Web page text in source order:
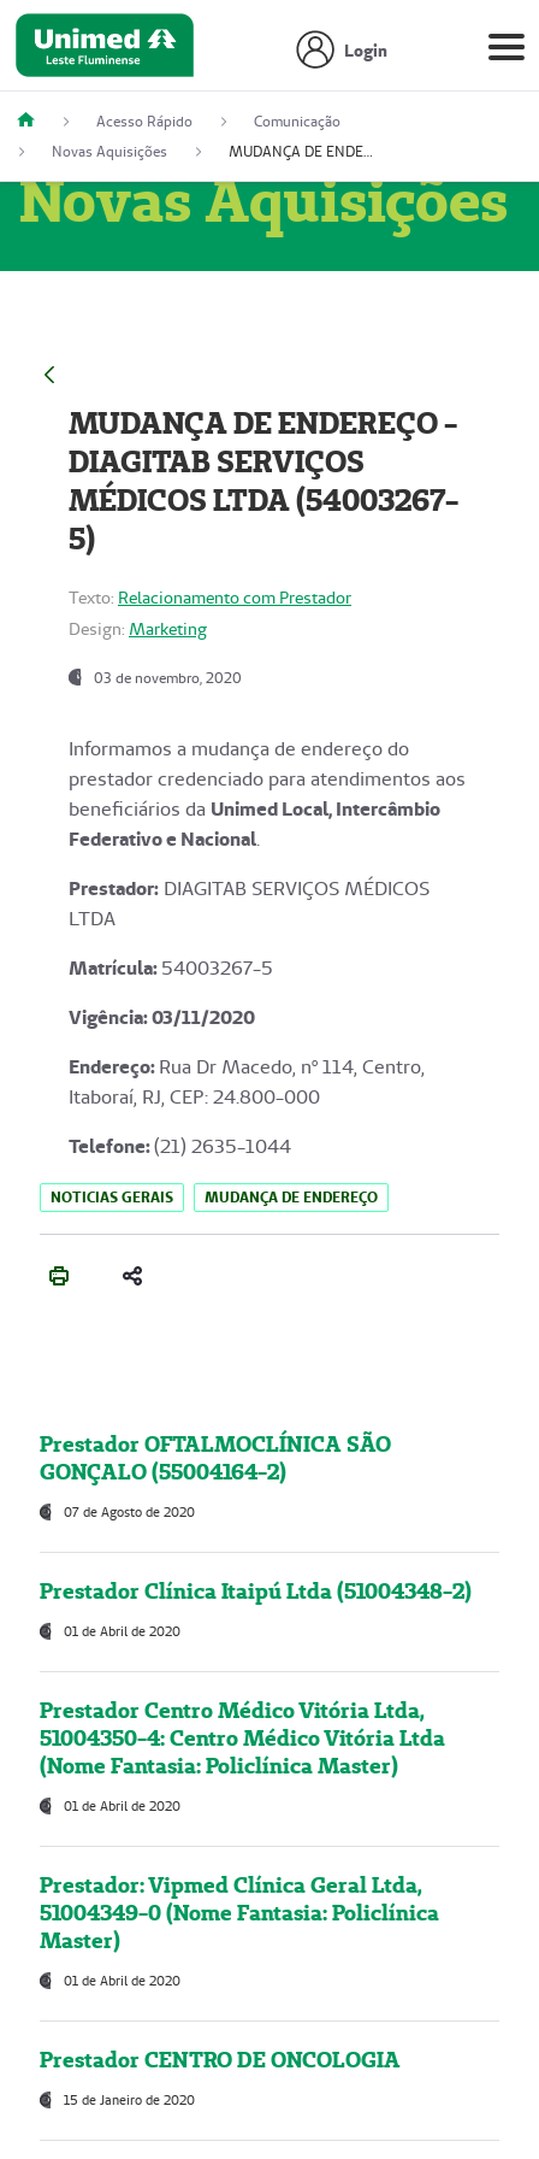
Login
Acesso Rápido
Comunicação
Novas Aquisições
MUDANÇA DE ENDEREÇO - DIAGITAB SERVIÇOS MÉDICOS LTDA (54003267-5)
Novas Aquisições
MUDANÇA DE ENDEREÇO -
DIAGITAB SERVIÇOS
MÉDICOS LTDA (54003267-
5)
Texto: Relacionamento com Prestador
Design: Marketing
03 de novembro, 2020
Informamos a mudança de endereço do
prestador credenciado para atendimentos aos
beneficiários da Unimed Local, Intercâmbio
Federativo e Nacional.
Prestador: DIAGITAB SERVIÇOS MÉDICOS
LTDA
Matrícula:54003267-5
Vigência: 03/11/2020
Endereço:Rua Dr Macedo, nº 114, Centro,
Itaboraí, RJ, CEP: 24.800-000
Telefone:(21) 2635-1044
NOTICIAS GERAIS MUDANÇA DE ENDEREÇO
Prestador OFTALMOCLÍNICA SÃO
GONÇALO (55004164-2)
07 de Agosto de 2020
Prestador Clínica Itaipú Ltda (51004348-2)
01 de Abril de 2020
Prestador Centro Médico Vitória Ltda,
51004350-4: Centro Médico Vitória Ltda
(Nome Fantasia: Policlínica Master)
01 de Abril de 2020
Prestador: Vipmed Clínica Geral Ltda,
51004349-0 (Nome Fantasia: Policlínica
Master)
01 de Abril de 2020
Prestador CENTRO DE ONCOLOGIA
15 de Janeiro de 2020